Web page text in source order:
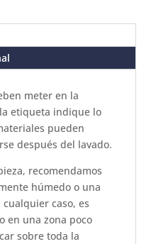
meter en la
etiqueta indique lo
pueden
después del lavado.
recomendamos
húmedo o una
caso, es
en una zona poco
sobre toda la